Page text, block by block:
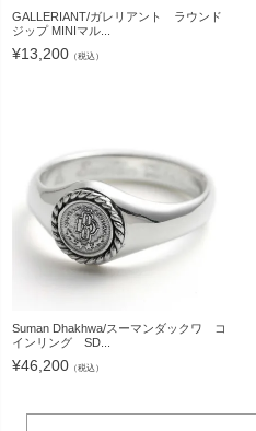
GALLERIANT/ガレリアント ラウンド
ジップ MINIマル...
¥13,200 （税込）
Suman Dhakhwa/スーマンダックワ コ
インリング SD...
¥46,200 （税込）